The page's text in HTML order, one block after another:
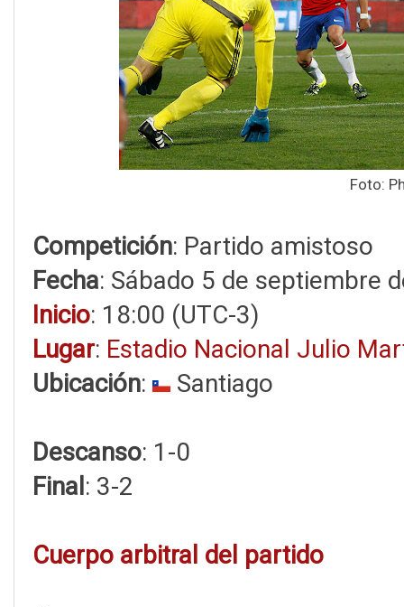
Foto:
Competición: Partido amistoso
Fecha: Sábado 5 de septiembre
Inicio: 18:00 (UTC-3)
Lugar: Estadio Nacional Julio
Ubicación: Santiago
Descanso: 1-0
Final : 3-2
Cuerpo arbitral del partido